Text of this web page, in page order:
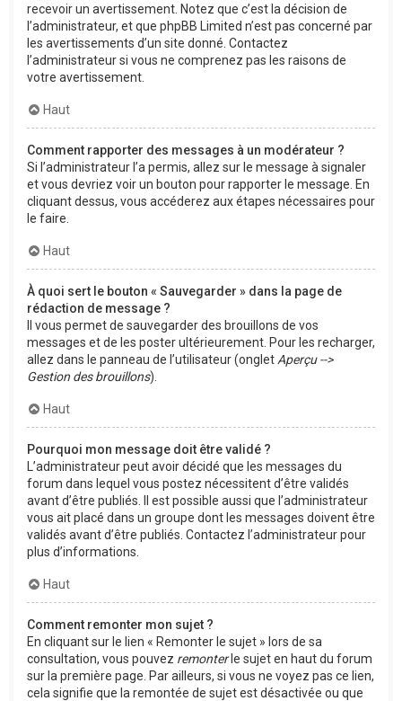
recevoir un avertissement. Notez que c’est la décision de
l’administrateur, et que phpBB Limited n’est pas concerné par
les avertissements d’un site donné. Contactez
l’administrateur si vous ne comprenez pas les raisons de
votre avertissement.
Haut
Comment rapporter des messages à un modérateur ?
Si l’administrateur l’a permis, allez sur le message à signaler
et vous devriez voir un bouton pour rapporter le message. En
cliquant dessus, vous accéderez aux étapes nécessaires pour
le faire.
Haut
À quoi sert le bouton « Sauvegarder » dans la page de
rédaction de message ?
Il vous permet de sauvegarder des brouillons de vos
messages et de les poster ultérieurement. Pour les recharger,
allez dans le panneau de l’utilisateur (onglet Aperçu -->
Gestion des brouillons).
Haut
Pourquoi mon message doit être validé ?
L’administrateur peut avoir décidé que les messages du
forum dans lequel vous postez nécessitent d’être validés
avant d’être publiés. Il est possible aussi que l’administrateur
vous ait placé dans un groupe dont les messages doivent être
validés avant d’être publiés. Contactez l’administrateur pour
plus d’informations.
Haut
Comment remonter mon sujet ?
En cliquant sur le lien « Remonter le sujet » lors de sa
consultation, vous pouvez remonterle sujet en haut du forum
sur la première page. Par ailleurs, si vous ne voyez pas ce lien,
cela signifie que la remontée de sujet est désactivée ou que